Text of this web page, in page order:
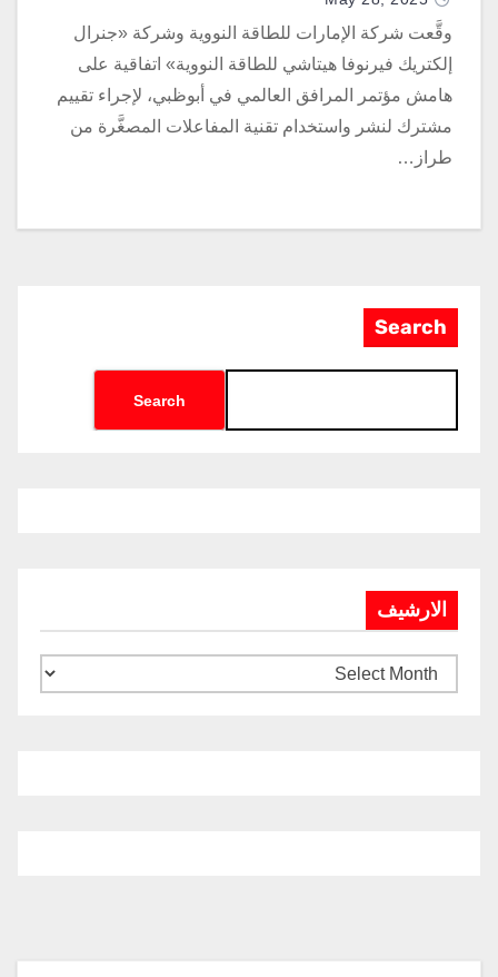
وقَّعت شركة الإمارات للطاقة النووية وشركة «جنرال
إلكتريك فيرنوفا هيتاشي للطاقة النووية» اتفاقية على
هامش مؤتمر المرافق العالمي في أبوظبي، لإجراء تقييم
مشترك لنشر واستخدام تقنية المفاعلات المصغَّرة من
طراز…
Search
Search
الارشيف